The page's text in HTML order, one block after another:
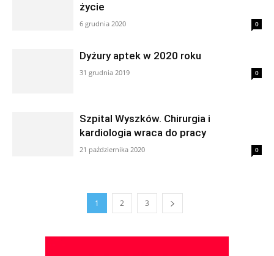
życie
6 grudnia 2020 0
Dyżury aptek w 2020 roku
31 grudnia 2019 0
Szpital Wyszków. Chirurgia i
kardiologia wraca do pracy
21 października 2020 0
1 2 3